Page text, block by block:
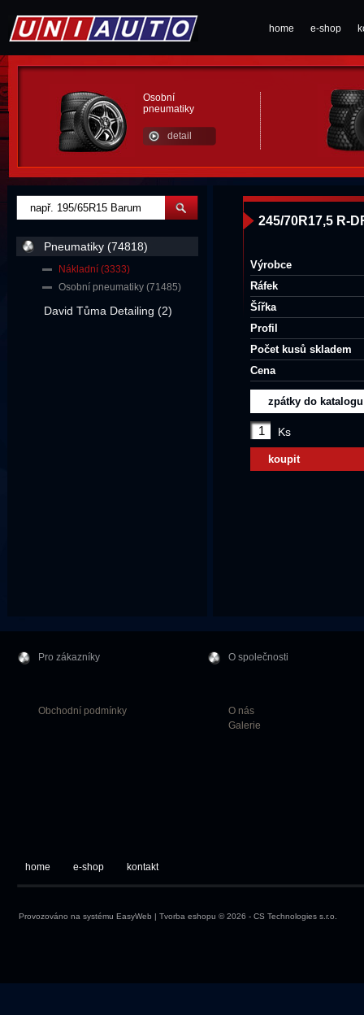
home e-shop
Osobní
pneumatiky
detail
245/70R17,5 R-
Výrobce
Ráfek
Šířka
Profil
Počet kusů skladem
Cena
zpátky do katalogu
Ks
koupit
Pneumatiky (74818)
Nákladní (3333)
Osobní pneumatiky (71485)
David Tůma Detailing (2)
Pro zákazníky
Obchodní podmínky
O společnosti
O nás
Galerie
home e-shop kontakt
Provozováno na systému EasyWeb | Tvorba eshopu © 2026 - CS Technologies s.r.o.